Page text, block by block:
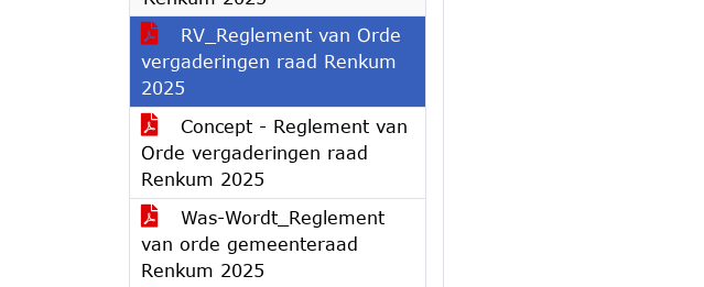
RV_Reglement van Orde
vergaderingen raad Renkum
2025
Concept - Reglement van
Orde vergaderingen raad
Renkum 2025
Was-Wordt_Reglement
van orde gemeenteraad
Renkum 2025